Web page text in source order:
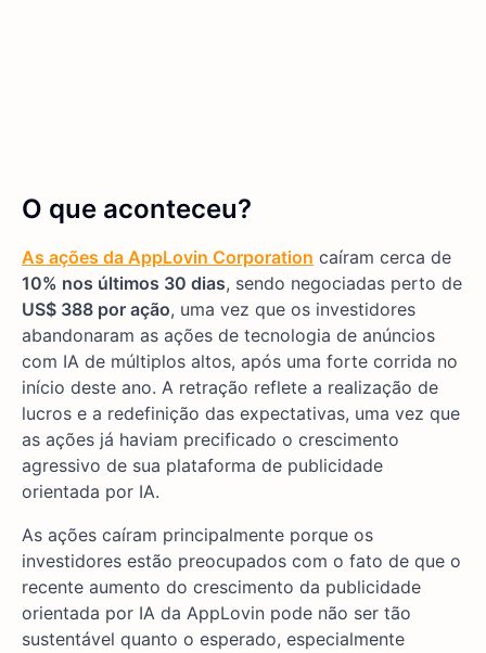
O que aconteceu?
As ações da AppLovin Corporation caíram cerca de
10% nos últimos 30 dias, sendo negociadas perto de
US$ 388 por ação, uma vez que os investidores
abandonaram as ações de tecnologia de anúncios
com IA de múltiplos altos, após uma forte corrida no
início deste ano. A retração reflete a realização de
lucros e a redefinição das expectativas, uma vez que
as ações já haviam precificado o crescimento
agressivo de sua plataforma de publicidade
orientada por IA.
As ações caíram principalmente porque os
investidores estão preocupados com o fato de que o
recente aumento do crescimento da publicidade
orientada por IA da AppLovin pode não ser tão
sustentável quanto o esperado, especialmente